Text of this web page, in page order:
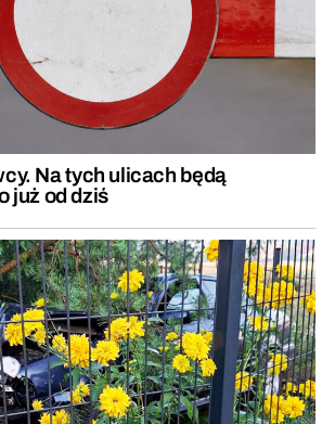
Na tych ulicach będą
już od dziś